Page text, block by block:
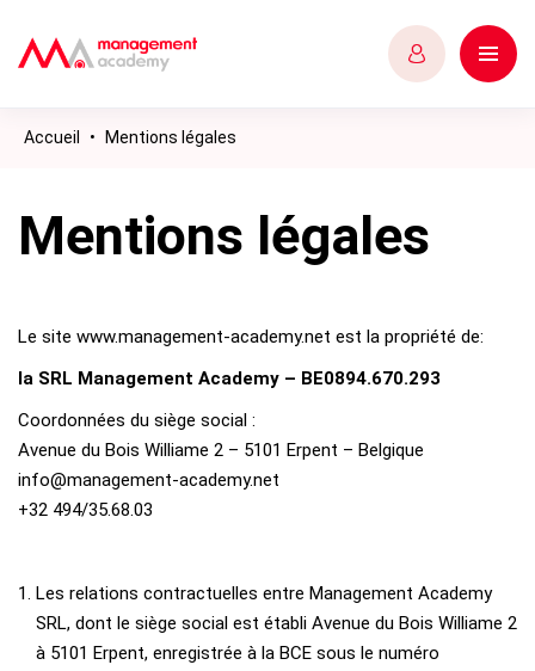
Accueil • Mentions légales
Mentions légales
Le site www.management-academy.net est la propriété de:
la SRL Management Academy – BE0894.670.293
Coordonnées du siège social :
Avenue du Bois Williame 2 – 5101 Erpent – Belgique
info@management-academy.net
+32 494/35.68.03
Les relations contractuelles entre Management Academy
SRL, dont le siège social est établi Avenue du Bois Williame 2
à 5101 Erpent, enregistrée à la BCE sous le numéro